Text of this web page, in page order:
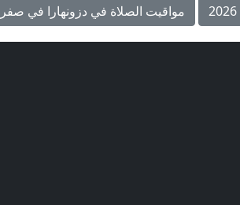
مواقيت الصلاة في دزونهارا في صفر 1448